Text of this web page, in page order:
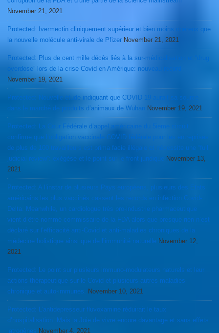
November 21, 2021
Protected: Ivermectin cliniquement supérieur et bien moins onéreux que
la nouvelle molécule anti-virale de Pfizer November 21, 2021
Protected: Plus de cent mille décès liés à la sur-médicalisation et “drug
overdose” lors de la crise Covid en Amérique: nouveau record
November 19, 2021
Protected: Nouvelle étude indiquant que COVID 19 aurait sa source
dans le marché de produits d’animaux de Wuhan November 19, 2021
Protected: La Cour Fédérale d’appel américaine du 5ieme circuit
confirme que l’obligation vaccinale COVID fédérale pour les entreprises
de plus de 100 travailleurs est prima facie illégale et nécessite une “full
judicial review”: exégèse et le point sur le front juridique November 13,
2021
Protected: A l’instar de plusieurs Pays européens, plusieurs des Etats
américains les plus vaccinés cassent les records en infection Covid-
Delta. Meanwhile, un cardiologue très pro-industrie pharmaceutique
vient d’être nommé commissaire de la FDA alors que presque rien n’est
déclaré sur l’efficacité anti-Covid et anti-maladies chroniques de la
médecine holistique ainsi que de l’immunité naturelle November 12,
2021
Protected: Le point sur plusieurs immuno-modulateurs naturels et leur
actions thérapeutique sur le Covid et plusieurs autres maladies
chronique et auto-immunes.
November 10, 2021
Protected: L’antidepresseur fluvoxamine réduirait le taux
d’hospitalisation. Mais la Joie de vivre encore davantage et sans effets
iatrogènes November 4, 2021